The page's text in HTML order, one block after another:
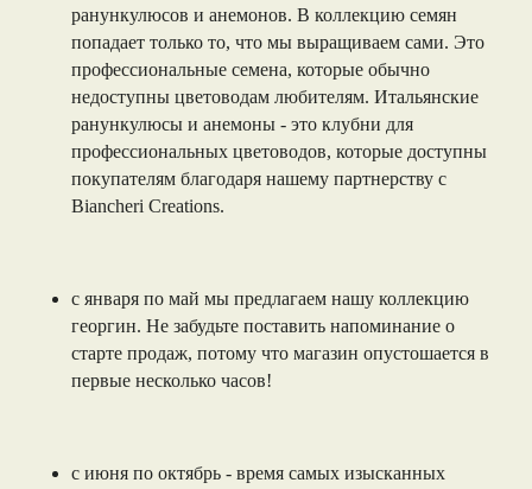
ранункулюсов и анемонов. В коллекцию семян
попадает только то, что мы выращиваем сами. Это
профессиональные семена, которые обычно
недоступны цветоводам любителям. Итальянские
ранункулюсы и анемоны - это клубни для
профессиональных цветоводов, которые доступны
покупателям благодаря нашему партнерству c
Biancheri Creations.
с января по май мы предлагаем нашу коллекцию
георгин. Не забудьте поставить напоминание о
старте продаж, потому что магазин опустошается в
первые несколько часов!
с июня по октябрь - время самых изысканных